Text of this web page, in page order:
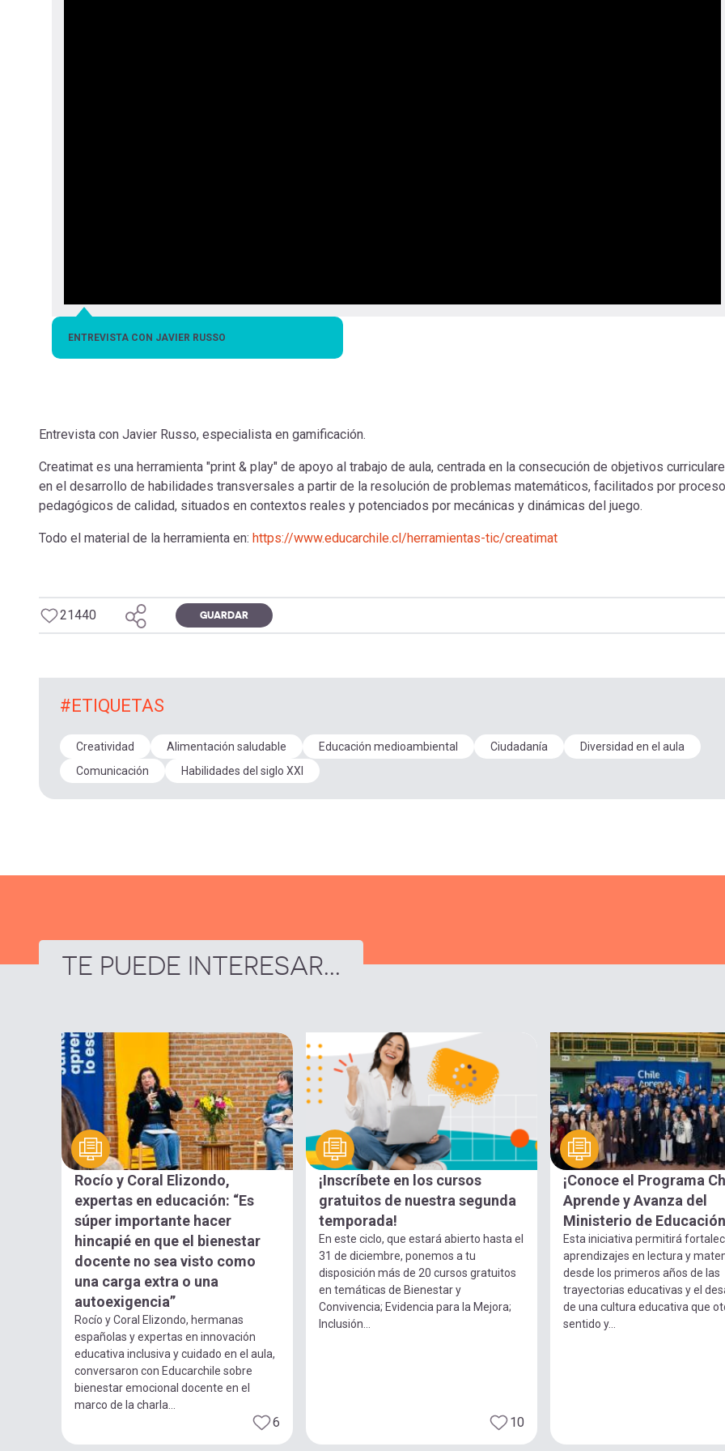
ENTREVISTA CON JAVIER RUSSO
Entrevista con Javier Russo, especialista en gamificación.
Creatimat es una herramienta "print & play" de apoyo al trabajo de aula, centrada en la consecución de objetivos
en el desarrollo de habilidades transversales a partir de la resolución de problemas matemáticos, facilitados por
pedagógicos de calidad, situados en contextos reales y potenciados por mecánicas y dinámicas del juego.
Todo el material de la herramienta en: https://www.educarchile.cl/herramientas-tic/creatimat
21440 GUARDAR
#ETIQUETAS
Creatividad Alimentación saludable Educación medioambiental Ciudadanía
Diversidad en el aula
Comunicación
Habilidades del siglo XXI
TE PUEDE INTERESAR...
Rocío y Coral Elizondo,
expertas en educación: “Es
súper importante hacer
hincapié en que el bienestar
docente no sea visto como
una carga extra o una
autoexigencia”
Rocío y Coral Elizondo, hermanas
españolas y expertas en innovación
educativa inclusiva y cuidado en el aula,
conversaron con Educarchile sobre
bienestar emocional docente en el
marco de la charla...
6
¡Inscríbete en los cursos
gratuitos de nuestra segunda
temporada!
En este ciclo, que estará abierto hasta el
31 de diciembre, ponemos a tu
disposición más de 20 cursos gratuitos
en temáticas de Bienestar y
Convivencia; Evidencia para la Mejora;
Inclusión...
10
¡Conoce el Programa
Aprende y Avanza del
Ministerio de
Esta iniciativa permitirá
aprendizajes en lectura y
desde los primeros años de las
trayectorias educativas y el
de una cultura educativa que
sentido y...